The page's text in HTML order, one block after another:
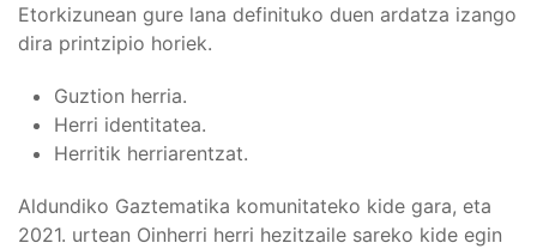
Etorkizunean gure lana definituko duen ardatza izango
dira printzipio horiek.
Guztion herria.
Herri identitatea.
Herritik herriarentzat.
Aldundiko Gaztematika komunitateko kide gara, eta
2021. urtean Oinherri herri hezitzaile sareko kide egin